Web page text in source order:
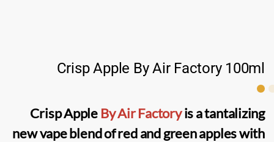
Crisp Apple By Air Factory 100ml
Crisp Apple By Air Factoryis a tantalizing
new vape blend of red and green apples with